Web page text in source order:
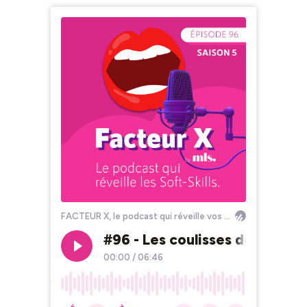
FACTEUR X, le podcast qui réveille vos Soft Skills !
#96 - Les coulisses du
00:00 / 06:46